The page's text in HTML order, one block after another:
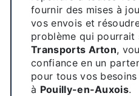
fournir des mises à
vos envois et
problème qui pourrait
Transports Arton,
confiance en un
pour tous vos
à Pouilly-en-Auxois.